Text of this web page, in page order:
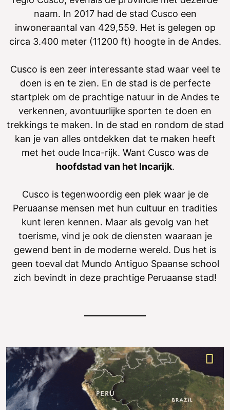
naam. In 2017 had de stad Cusco een
inwoneraantal van 429,559. Het is gelegen op
circa 3.400 meter (11200 ft) hoogte in de Andes.
Cusco is een zeer interessante stad waar veel te
doen is en te zien. En de stad is de perfecte
startplek om de prachtige natuur in de Andes te
verkennen, avontuurlijke sporten te doen en
trekkings te maken. In de stad en rondom de stad
kan je van alles ontdekken dat te maken heeft
met het oude Inca-rijk. Want Cusco was de
hoofdstad van het Incarijk.
Cusco is tegenwoordig een plek waar je de
Peruaanse mensen met hun cultuur en tradities
kunt leren kennen. Maar als gevolg van het
toerisme, vind je ook de diensten waaraan je
gewend bent in de moderne wereld. Dus het is
geen toeval dat Mundo Antiguo Spaanse school
zich bevindt in deze prachtige Peruaanse stad!